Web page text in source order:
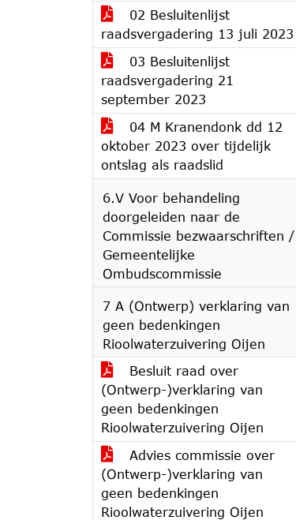
02 Besluitenlijst
raadsvergadering 13 juli 2023
03 Besluitenlijst
raadsvergadering 21
september 2023
04 M Kranendonk dd 12
oktober 2023 over tijdelijk
ontslag als raadslid
6.V Voor behandeling
doorgeleiden naar de
Commissie bezwaarschriften /
Gemeentelijke
Ombudscommissie
7 A (Ontwerp) verklaring van
geen bedenkingen
Rioolwaterzuivering Oijen
Besluit raad over
(Ontwerp-)verklaring van
geen bedenkingen
Rioolwaterzuivering Oijen
Advies commissie over
(Ontwerp-)verklaring van
geen bedenkingen
Rioolwaterzuivering Oijen